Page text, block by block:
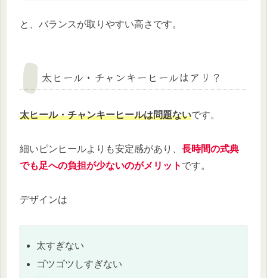
と、バランスが取りやすい高さです。
太ヒール・チャンキーヒールはアリ？
太ヒール・チャンキーヒールは問題ないです。
細いピンヒールよりも安定感があり、 長時間の式典
でも足への負担が少ないのがメリット です。
デザインは
太すぎない
ゴツゴツしすぎない